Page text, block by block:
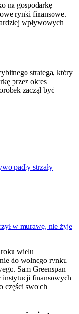
na gospodarkę
rynki finansowe.
wpływowych
stratega, który
przez okres
zaczął być
padły strzały
w murawę, nie żyje
wielu
do wolnego rynku
Sam Greenspan
instytucji finansowych
części swoich